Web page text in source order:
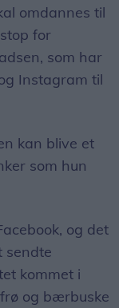
omdannes til
for
som har
Instagram til
kan blive et
som hun
og det
sendte
kommet i
og bærbuske